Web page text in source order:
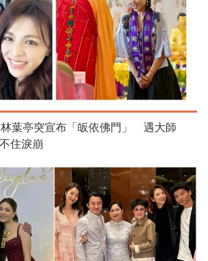
葉亭突宣布「皈依佛門」 遇大師
住淚崩